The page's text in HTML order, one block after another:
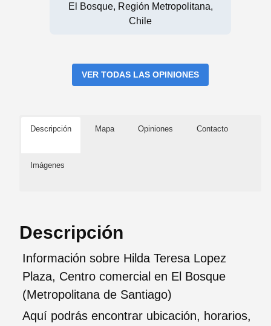
El Bosque, Región Metropolitana,
Chile
VER TODAS LAS OPINIONES
Descripción Mapa Opiniones Contacto
Imágenes
Descripción
Información sobre Hilda Teresa Lopez
Plaza, Centro comercial en El Bosque
(Metropolitana de Santiago)
Aquí podrás encontrar ubicación, horarios,